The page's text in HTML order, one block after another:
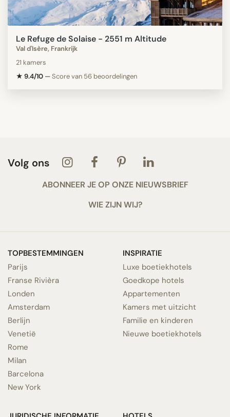
Le Refuge de Solaise - 2551 m Altitude
Val d'Isère, Frankrijk
21 kamers
★ 9.4/10 —Score van 56 beoordelingen
Volg ons
ABONNEER JE OP ONZE NIEUWSBRIEF
WIE ZIJN WIJ?
TOPBESTEMMINGEN
Parijs
Franse Rivièra
Londen
Amsterdam
Berlijn
Venetië
Rome
Milan
Barcelona
New York
INSPIRATIE
Luxe boetiekhotels
Goedkope hotels
Appartementen
Kamers met uitzicht
Familie en kinderen
Nieuwe boetiekhotels